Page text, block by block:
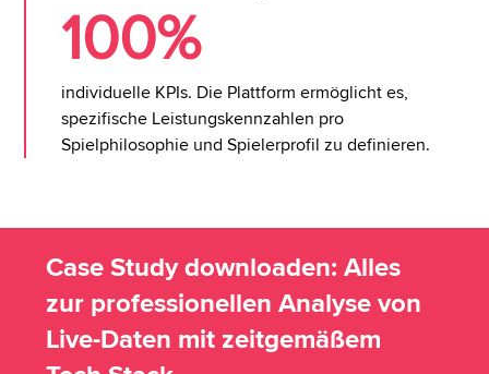
100%
individuelle KPIs. Die Plattform ermöglicht es,
spezifische Leistungskennzahlen pro
Spielphilosophie und Spielerprofil zu definieren.
Case Study downloaden: Alles
zur professionellen Analyse von
Live-Daten mit zeitgemäßem